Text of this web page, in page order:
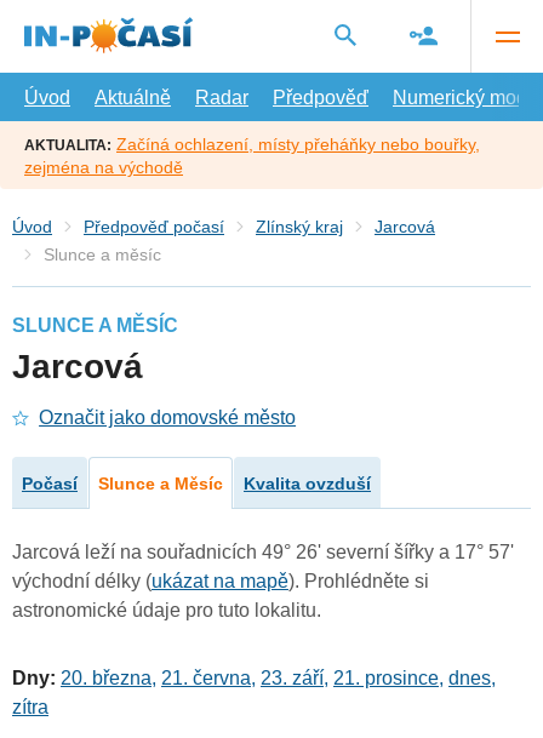
hlavní
Úvod
Aktuálně Radar Předpověď Numerický model
AKTUALITA: Začíná ochlazení, místy přeháňky nebo bouřky,
zejména na východě
Úvod Předpověď počasí Zlínský kraj
Jarcová
Slunce a měsíc
SLUNCE A MĚSÍC
Jarcová
Označit jako domovské město
Počasí Slunce a Měsíc Kvalita ovzduší
Jarcová leží na souřadnicích 49° 26' severní šířky a 17° 57'
východní délky (ukázat na mapě). Prohlédněte si
astronomické údaje pro tuto lokalitu.
Dny: 20. března, 21. června, 23. září, 21. prosince, dnes,
zítra